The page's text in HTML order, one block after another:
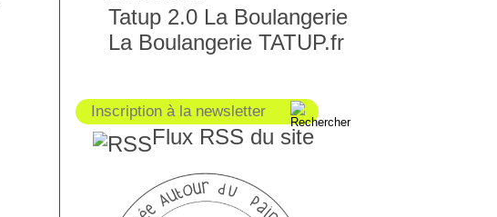
Tatup 2.0 La Boulangerie
La Boulangerie TATUP.fr
Flux RSS du site